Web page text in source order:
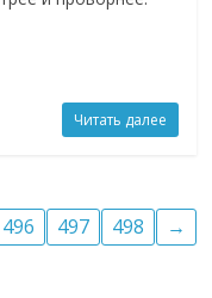
Читать далее
496 497 498 →